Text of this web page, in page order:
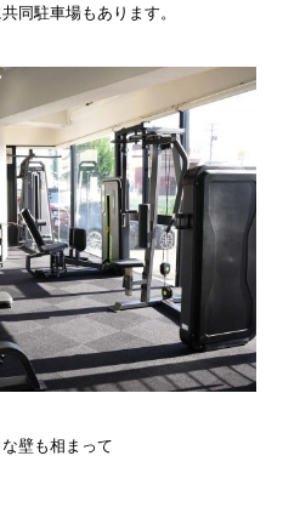
同駐車場もあります。
壁も相まって